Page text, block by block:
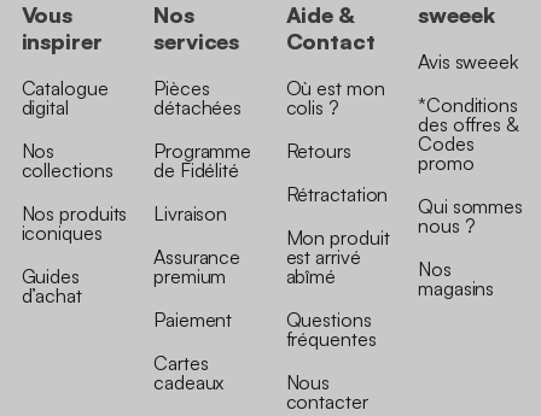
Vous
inspirer
Catalogue
digital
Nos
collections
Nos produits
iconiques
Guides
d’achat
Nos
services
Pièces
détachées
Programme
de Fidélité
Livraison
Assurance
premium
Paiement
Cartes
cadeaux
Aide &
Contact
Où est mon
colis ?
Retours
Rétractation
Mon produit
est arrivé
abîmé
Questions
fréquentes
Nous
contacter
sweeek
Avis sweeek
*Conditions
des offres &
Codes
promo
Qui sommes
nous ?
Nos
magasins